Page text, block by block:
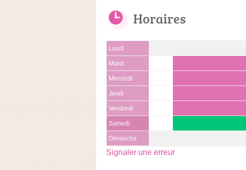
Horaires
Lundi
Mardi
Mercredi
Jeudi
Vendredi
Samedi
Dimanche
Signaler une erreur